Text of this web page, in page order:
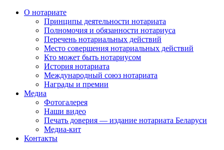
О нотариате
Принципы деятельности нотариата
Полномочия и обязанности нотариуса
Перечень нотариальных действий
Место совершения нотариальных действий
Кто может быть нотариусом
История нотариата
Международный союз нотариата
Награды и премии
Медиа
Фотогалерея
Наши видео
Печать доверия — издание нотариата Беларуси
Медиа-кит
Контакты